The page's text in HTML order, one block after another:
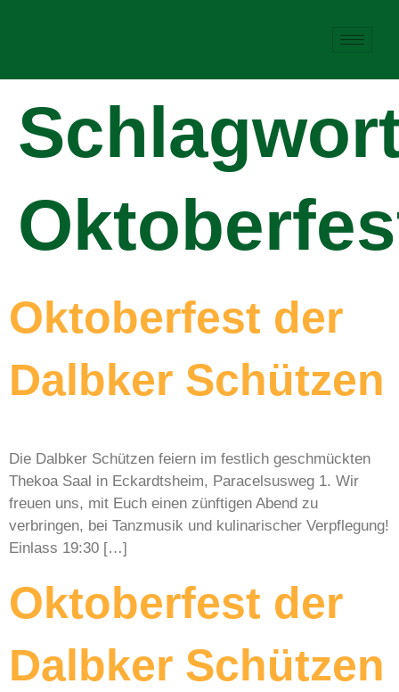
Oktoberfest der
Dalbker Schützen
Die Dalbker Schützen feiern im festlich geschmückten
Thekoa Saal in Eckardtsheim, Paracelsusweg 1. Wir
freuen uns, mit Euch einen zünftigen Abend zu
verbringen, bei Tanzmusik und kulinarischer Verpflegung!
Einlass 19:30 […]
Oktoberfest der
Dalbker Schützen